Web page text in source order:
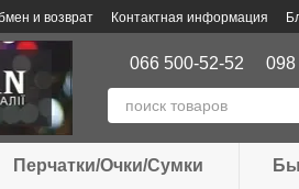
и возврат Контактная информация
066 500-52-52 098
Перчатки/Очки/Сумки